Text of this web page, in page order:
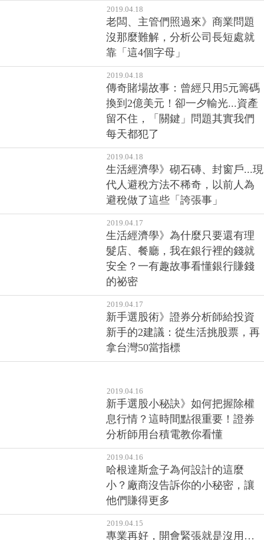
2019.04.18
老闆、主管們照過來》商業問題
沒那麼難解，分析公司長短處就
靠「這4個字母」
2019.04.18
傳奇賭場故事：曾經只用5元籌碼
換到2億美元！卻一夕輸光...資產
留不住，「關鍵」問題其實我們
每天都犯了
2019.04.18
生活經濟學》砌石磚、封窗戶...現
代人避稅方法不稀奇，以前人為
避稅做了這些「誇張事」
2019.04.17
生活經濟學》為什麼只要還有理
髮店、餐廳，我在銀行裡的錢就
安全？一有趣故事看懂銀行賺錢
的祕密
2019.04.17
新手選股術》證券分析師給投資
新手的2建議：從生活挑股票，再
拿台灣50當指標
2019.04.16
新手選股小秘訣》如何把握除權
息行情？這時間點很重要！證券
分析師用台積電教你看懂
2019.04.16
哈根達斯盒子為何設計的這麼
小？廠商沒告訴你的小秘密，讓
他們賺得更多
2019.04.15
專業再好，開會緊張就是沒用…